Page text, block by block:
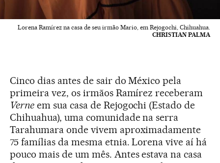
Lorena Ramírez na casa de seu irmão Mario, em Rejogochi, Chihuahua.
CHRISTIAN PALMA
Cinco dias antes de sair do México pela
primeira vez, os irmãos Ramírez receberam
Verneem sua casa de Rejogochi (Estado de
Chihuahua), uma comunidade na serra
Tarahumara onde vivem aproximadamente
75 famílias da mesma etnia. Lorena vive aí há
pouco mais de um mês. Antes estava na casa